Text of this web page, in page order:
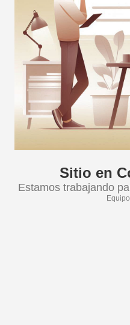
Sitio en
Estamos trabajando